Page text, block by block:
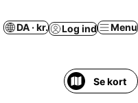
DA · kr. Log ind Menu
Se kort